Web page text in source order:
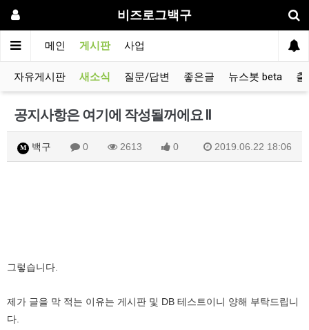
비즈로그백구
메인 게시판 사업
자유게시판 새소식 질문/답변 좋은글 뉴스봇 beta 출
공지사항은 여기에 작성될꺼에요 II
M 백구 0 2613 0 2019.06.22 18:06
그렇습니다.
제가 글을 막 적는 이유는 게시판 및 DB 테스트이니 양해 부탁드립니
다.